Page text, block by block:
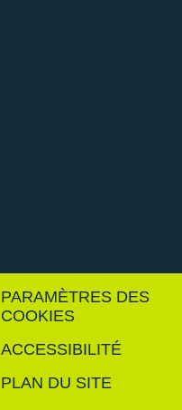
PARAMÈTRES DES
COOKIES
ACCESSIBILITÉ
PLAN DU SITE